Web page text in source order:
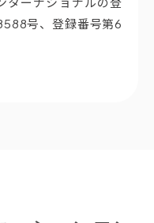
号、登録番号第6